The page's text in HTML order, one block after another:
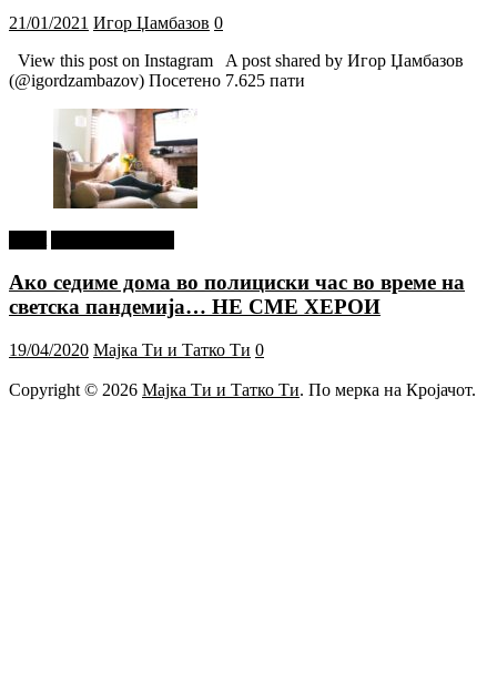
21/01/2021 Игор Џамбазов 0
View this post on Instagram A post shared by Игор Џамбазов
(@igordzambazov) Посетено 7.625 пати
Ако седиме дома во полициски час во време на
светска пандемија… НЕ СМЕ ХЕРОИ
19/04/2020 Мајка Ти и Татко Ти 0
Copyright © 2026 Мајка Ти и Татко Ти. По мерка на Кројачот.